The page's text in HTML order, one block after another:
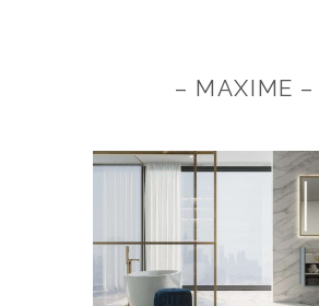
– MAXIME –